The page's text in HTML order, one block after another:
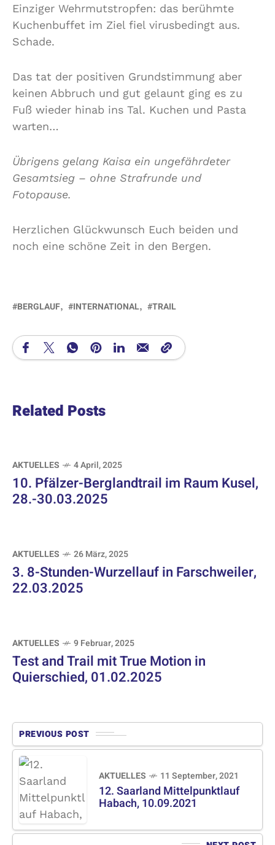
Einziger Wehrmutstropfen: das berühmte
Kuchenbuffet im Ziel fiel virusbedingt aus.
Schade.
Das tat der positiven Grundstimmung aber
keinen Abbruch und gut gelaunt ging es zu
Fuß wieder hinab ins Tal. Kuchen und Pasta
warten…
Übrigens gelang Kaisa ein ungefährdeter
Gesamtsieg – ohne Strafrunde und
Fotopause.
Herzlichen Glückwunsch Euch beiden und
noch eine schöne Zeit in den Bergen.
BERGLAUF INTERNATIONAL TRAIL
Related Posts
AKTUELLES 4 April, 2025
10. Pfälzer-Berglandtrail im Raum Kusel,
28.-30.03.2025
AKTUELLES 26 März, 2025
3. 8-Stunden-Wurzellauf in Farschweiler,
22.03.2025
AKTUELLES 9 Februar, 2025
Test and Trail mit True Motion in
Quierschied, 01.02.2025
PREVIOUS POST
AKTUELLES 11 September, 2021
12. Saarland Mittelpunktlauf
Habach, 10.09.2021